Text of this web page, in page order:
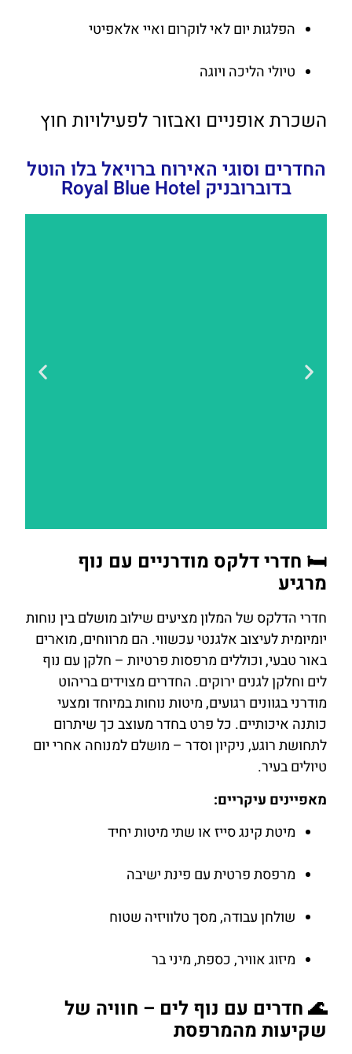
הפלגות יום לאי לוקרום ואיי אלאפיטי
טיולי הליכה ויוגה
השכרת אופניים ואבזור לפעילויות חוץ
החדרים וסוגי האירוח ברויאל בלו הוטל
בדוברובניק Royal Blue Hotel
להזמנת
חדר במלון
לחצו
כאן
🛏️ חדרי דלקס מודרניים עם נוף
מרגיע
חדרי הדלקס של המלון מציעים שילוב מושלם בין נוחות
יומיומית לעיצוב אלגנטי עכשווי. הם מרווחים, מוארים
באור טבעי, וכוללים מרפסות פרטיות – חלקן עם נוף
לים וחלקן לגנים ירוקים. החדרים מצוידים בריהוט
מודרני בגוונים רגועים, מיטות נוחות במיוחד ומצעי
כותנה איכותיים. כל פרט בחדר מעוצב כך שיתרום
לתחושת רוגע, ניקיון וסדר – מושלם למנוחה אחרי יום
טיולים בעיר.
מאפיינים עיקריים:
מיטת קינג סייז או שתי מיטות יחיד
מרפסת פרטית עם פינת ישיבה
שולחן עבודה, מסך טלוויזיה שטוח
מיזוג אוויר, כספת, מיני בר
🌊 חדרים עם נוף לים – חוויה של
שקיעות מהמרפסת